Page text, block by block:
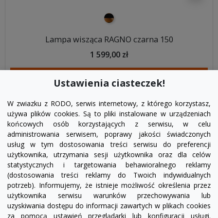
czarno złoty
Lampa wisząca RAGNO czarna 150
1 599,00 zł
FacebookYouTubePinterest
Ustawienia ciasteczek!
W zwiazku z RODO, serwis internetowy, z którego korzystasz,
używa plików cookies. Są to pliki instalowane w urządzeniach
końcowych osób korzystających z serwisu, w celu
administrowania serwisem, poprawy jakości świadczonych
usług w tym dostosowania treści serwisu do preferencji
użytkownika, utrzymania sesji użytkownika oraz dla celów
statystycznych i targetowania behawioralnego reklamy
(dostosowania treści reklamy do Twoich indywidualnych
potrzeb). Informujemy, że istnieje możliwość określenia przez
użytkownika serwisu warunków przechowywania lub
uzyskiwania dostępu do informacji zawartych w plikach cookies
za pomocą ustawień przeglądarki lub konfiguracji usługi.